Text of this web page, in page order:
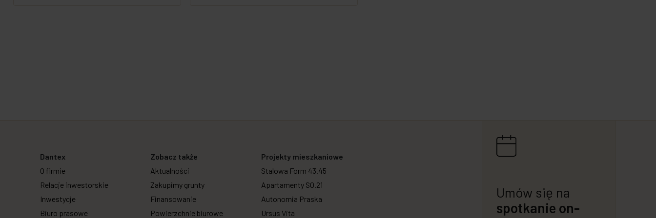
Dantex
O firmie
Relacje inwestorskie
Inwestycje
Biuro prasowe
Zobacz także
Aktualności
Zakupimy grunty
Finansowanie
Powierzchnie biurowe
Projekty mieszkaniowe
Stalowa Form 43.45
Apartamenty SO.21
Autonomia Praska
Ursus Vita
Umów się na
spotkanie on-